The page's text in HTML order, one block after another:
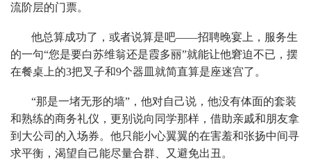
流阶层的门票。
他总算成功了，或者说算是吧——招聘晚宴上，服务生
的一句“您是要白苏维翁还是霞多丽”就能让他窘迫不已，摆
在餐桌上的3把叉子和9个器皿就简直算是座迷宫了。
“那是一堵无形的墙”，他对自己说，他没有体面的套装
和熟练的商务礼仪，更别说向同学那样，借助亲戚和朋友拿
到大公司的入场券。他只能小心翼翼的在害羞和张扬中间寻
求平衡，渴望自己能尽量合群、又避免出丑。